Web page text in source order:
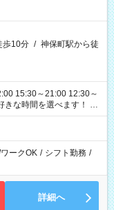
歩10分 / 神保町駅から徒
15:30～21:00 12:30～
ークOK / シフト勤務 /
詳細へ